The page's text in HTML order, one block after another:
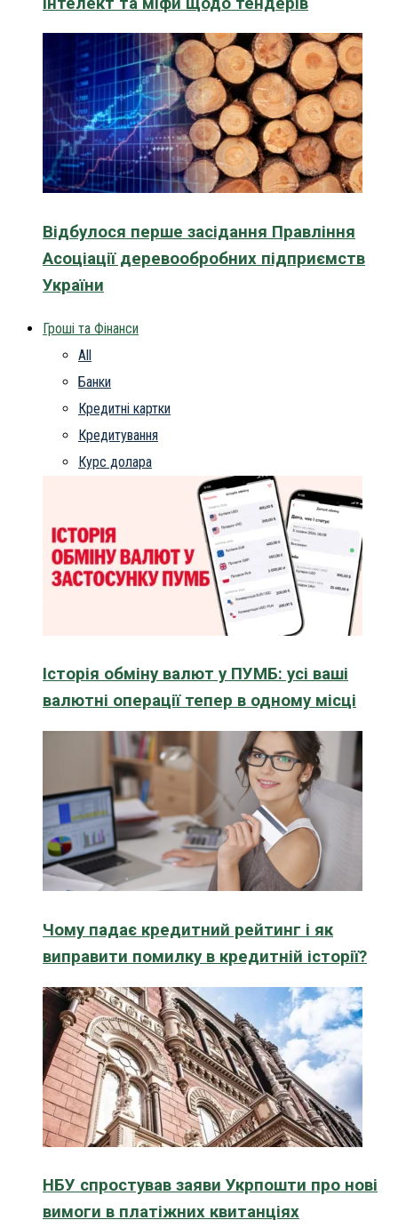
Відбулося перше засідання Правління
Асоціації деревообробних підприємств
України
Гроші та Фінанси
All
Банки
Кредитні картки
Кредитування
Курс долара
Історія обміну валют у ПУМБ: усі ваші
валютні операції тепер в одному місці
Чому падає кредитний рейтинг і як
виправити помилку в кредитній історії?
НБУ спростував заяви Укрпошти про нові
вимоги в платіжних квитанціях